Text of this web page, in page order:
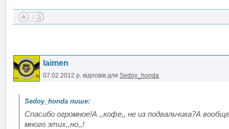
laimen
07.02.2012 р. відповів для Sedoy_honda
Спасибо огромное!А ,,кофе,, не из подвальчика?А
много этих,,но,,!